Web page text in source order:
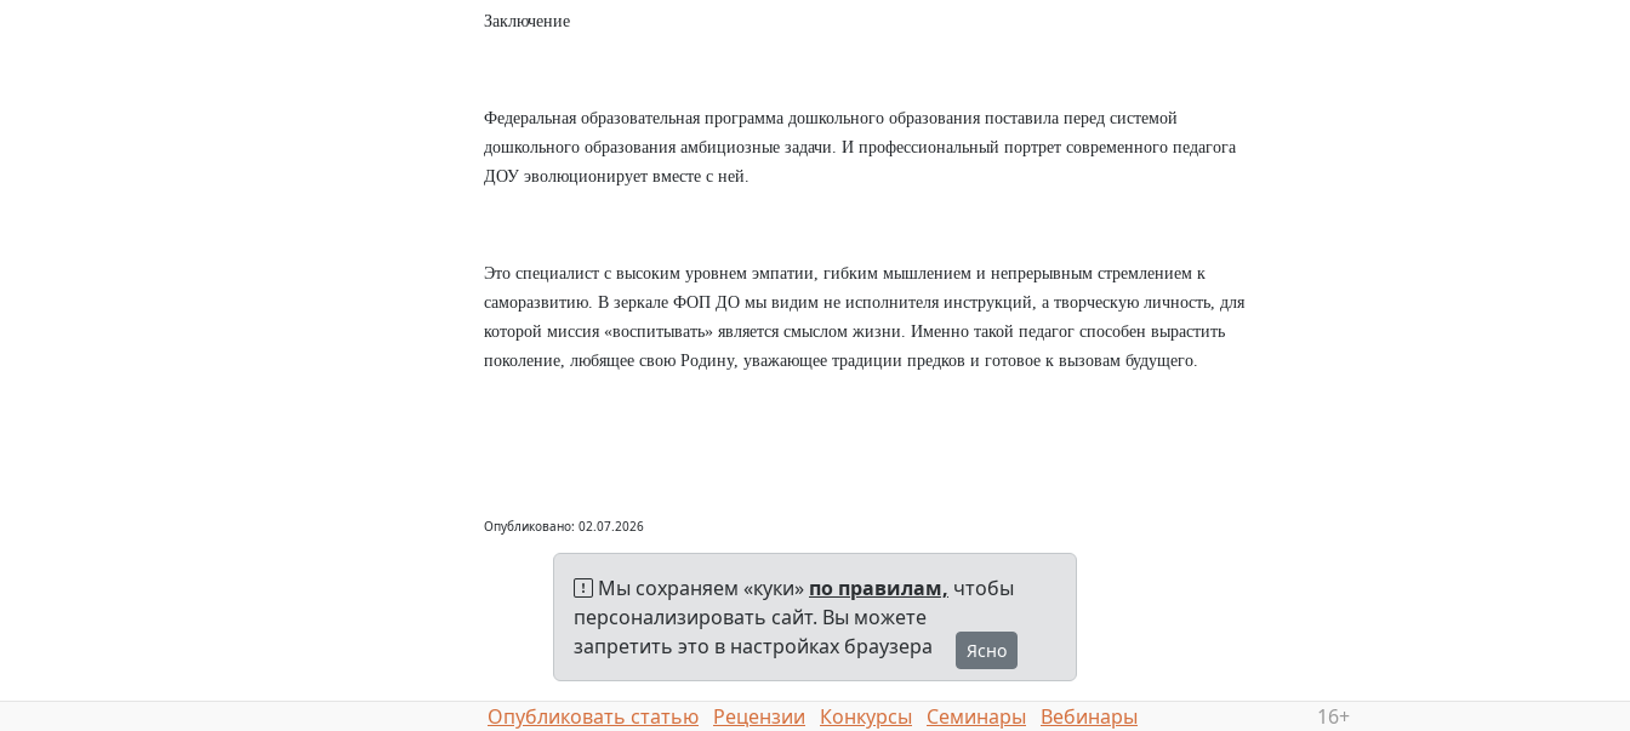
Заключение
Федеральная образовательная программа дошкольного образования поставила перед системой
дошкольного образования амбициозные задачи. И профессиональный портрет современного педагога
ДОУ эволюционирует вместе с ней.
Это специалист с высоким уровнем эмпатии, гибким мышлением и непрерывным стремлением к
саморазвитию. В зеркале ФОП ДО мы видим не исполнителя инструкций, а творческую личность, для
которой миссия «воспитывать» является смыслом жизни. Именно такой педагог способен вырастить
поколение, любящее свою Родину, уважающее традиции предков и готовое к вызовам будущего.
Опубликовано: 02.07.2026
Мы сохраняем «куки» по правилам, чтобы
персонализировать сайт. Вы можете
запретить это в настройках браузера
Ясно
Опубликовать статью Рецензии Конкурсы Семинары Вебинары 16+